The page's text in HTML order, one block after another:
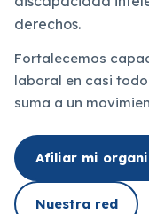
derechos.
Fortalecemos
laboral en casi
suma a un
Afiliar mi
Nuestra red